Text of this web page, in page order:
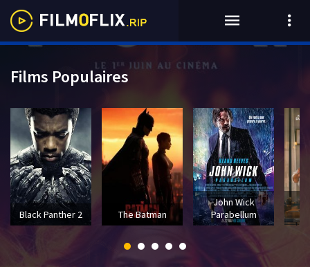
Films Populaires
Black Panther 2 The Batman
John Wick
Parabellum